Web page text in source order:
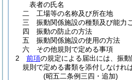
表者の氏名
二
工場等の名称及び所在地
三
振動関係施設の種類及び能力
四
振動の防止の方法
五
振動関係施設の使用の方法
六
その他規則で定める事項
2
前項の規定による届出には、振
規則で定める書類を添付しなけれ
(昭五二条例三四・追加)